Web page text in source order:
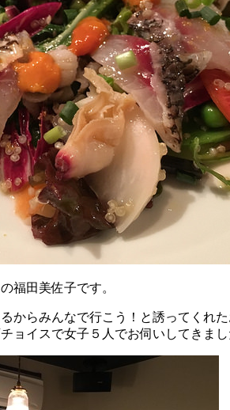
福田美佐子です。
からみんなで行こう！と誘ってくれ
ョイスで女子５人でお伺いしてきまし